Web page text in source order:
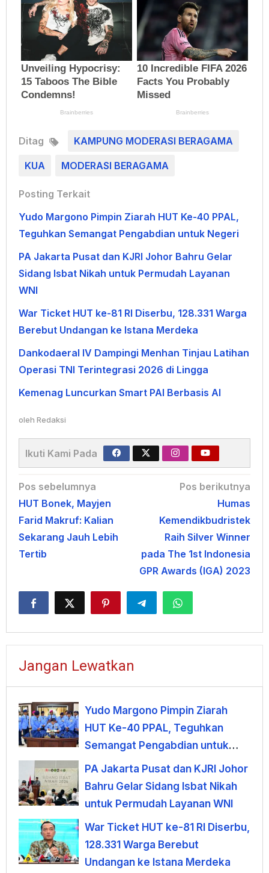
Ditag KAMPUNG MODERASI BERAGAMA
KUA MODERASI BERAGAMA
Posting Terkait
Yudo Margono Pimpin Ziarah HUT Ke-40 PPAL,
Teguhkan Semangat Pengabdian untuk Negeri
PA Jakarta Pusat dan KJRI Johor Bahru Gelar
Sidang Isbat Nikah untuk Permudah Layanan
WNI
War Ticket HUT ke-81 RI Diserbu, 128.331 Warga
Berebut Undangan ke Istana Merdeka
Dankodaeral IV Dampingi Menhan Tinjau Latihan
Operasi TNI Terintegrasi 2026 di Lingga
Kemenag Luncurkan Smart PAI Berbasis AI
oleh Redaksi
Ikuti Kami Pada
Navigasi
pos
Pos sebelumnya
HUT Bonek, Mayjen
Farid Makruf: Kalian
Sekarang Jauh Lebih
Tertib
Pos berikutnya
Humas
Kemendikbudristek
Raih Silver Winner
pada The 1st Indonesia
GPR Awards (IGA) 2023
Jangan Lewatkan
Yudo Margono Pimpin Ziarah
HUT Ke-40 PPAL, Teguhkan
Semangat Pengabdian untuk
Negeri
PA Jakarta Pusat dan KJRI Johor
Bahru Gelar Sidang Isbat Nikah
untuk Permudah Layanan WNI
War Ticket HUT ke-81 RI Diserbu,
128.331 Warga Berebut
Undangan ke Istana Merdeka